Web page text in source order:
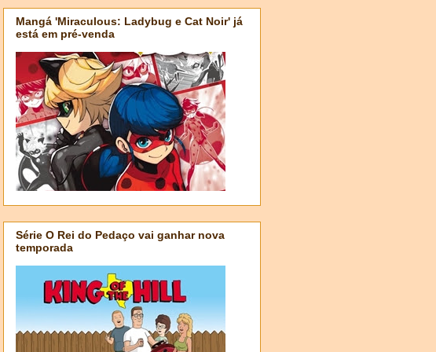
Mangá 'Miraculous: Ladybug e Cat Noir' já
está em pré-venda
Série O Rei do Pedaço vai ganhar nova
temporada